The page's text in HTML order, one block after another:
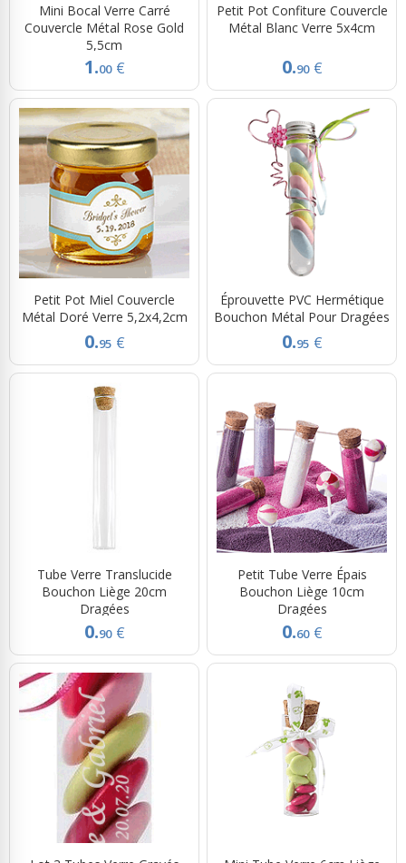
Mini Bocal Verre Carré
Couvercle Métal Rose Gold
5,5cm
1.00 €
Petit Pot Confiture Couvercle
Métal Blanc Verre 5x4cm
0.90 €
Petit Pot Miel Couvercle
Métal Doré Verre 5,2x4,2cm
0.95 €
Éprouvette PVC Hermétique
Bouchon Métal Pour Dragées
0.95 €
Tube Verre Translucide
Bouchon Liège 20cm
Dragées
0.90 €
Petit Tube Verre Épais
Bouchon Liège 10cm
Dragées
0.60 €